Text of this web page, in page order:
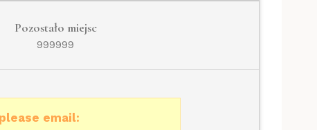
Pozostało miejsc
999999
email: